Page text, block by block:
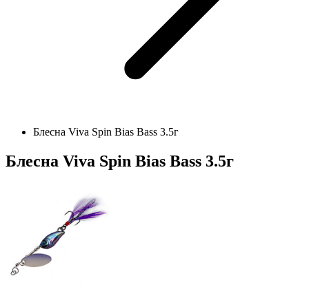
Блесна Viva Spin Bias Bass 3.5г
Блесна Viva Spin Bias Bass 3.5г